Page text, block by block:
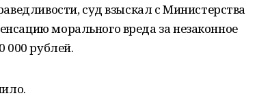
суд взыскал с Министерства
морального вреда за незаконное
000 рублей.